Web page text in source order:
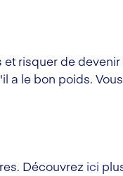
risquer de devenir
a le bon poids.
Découvrez ici